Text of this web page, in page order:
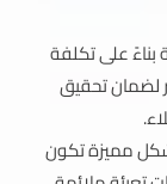
بناءً على تكلفة
لضمان تحقيق
مميزة تكون